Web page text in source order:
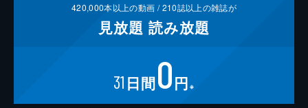
420,000本以上の動画 /210誌以上の雑誌が
見放題 読み放題
31 日間0円 ※